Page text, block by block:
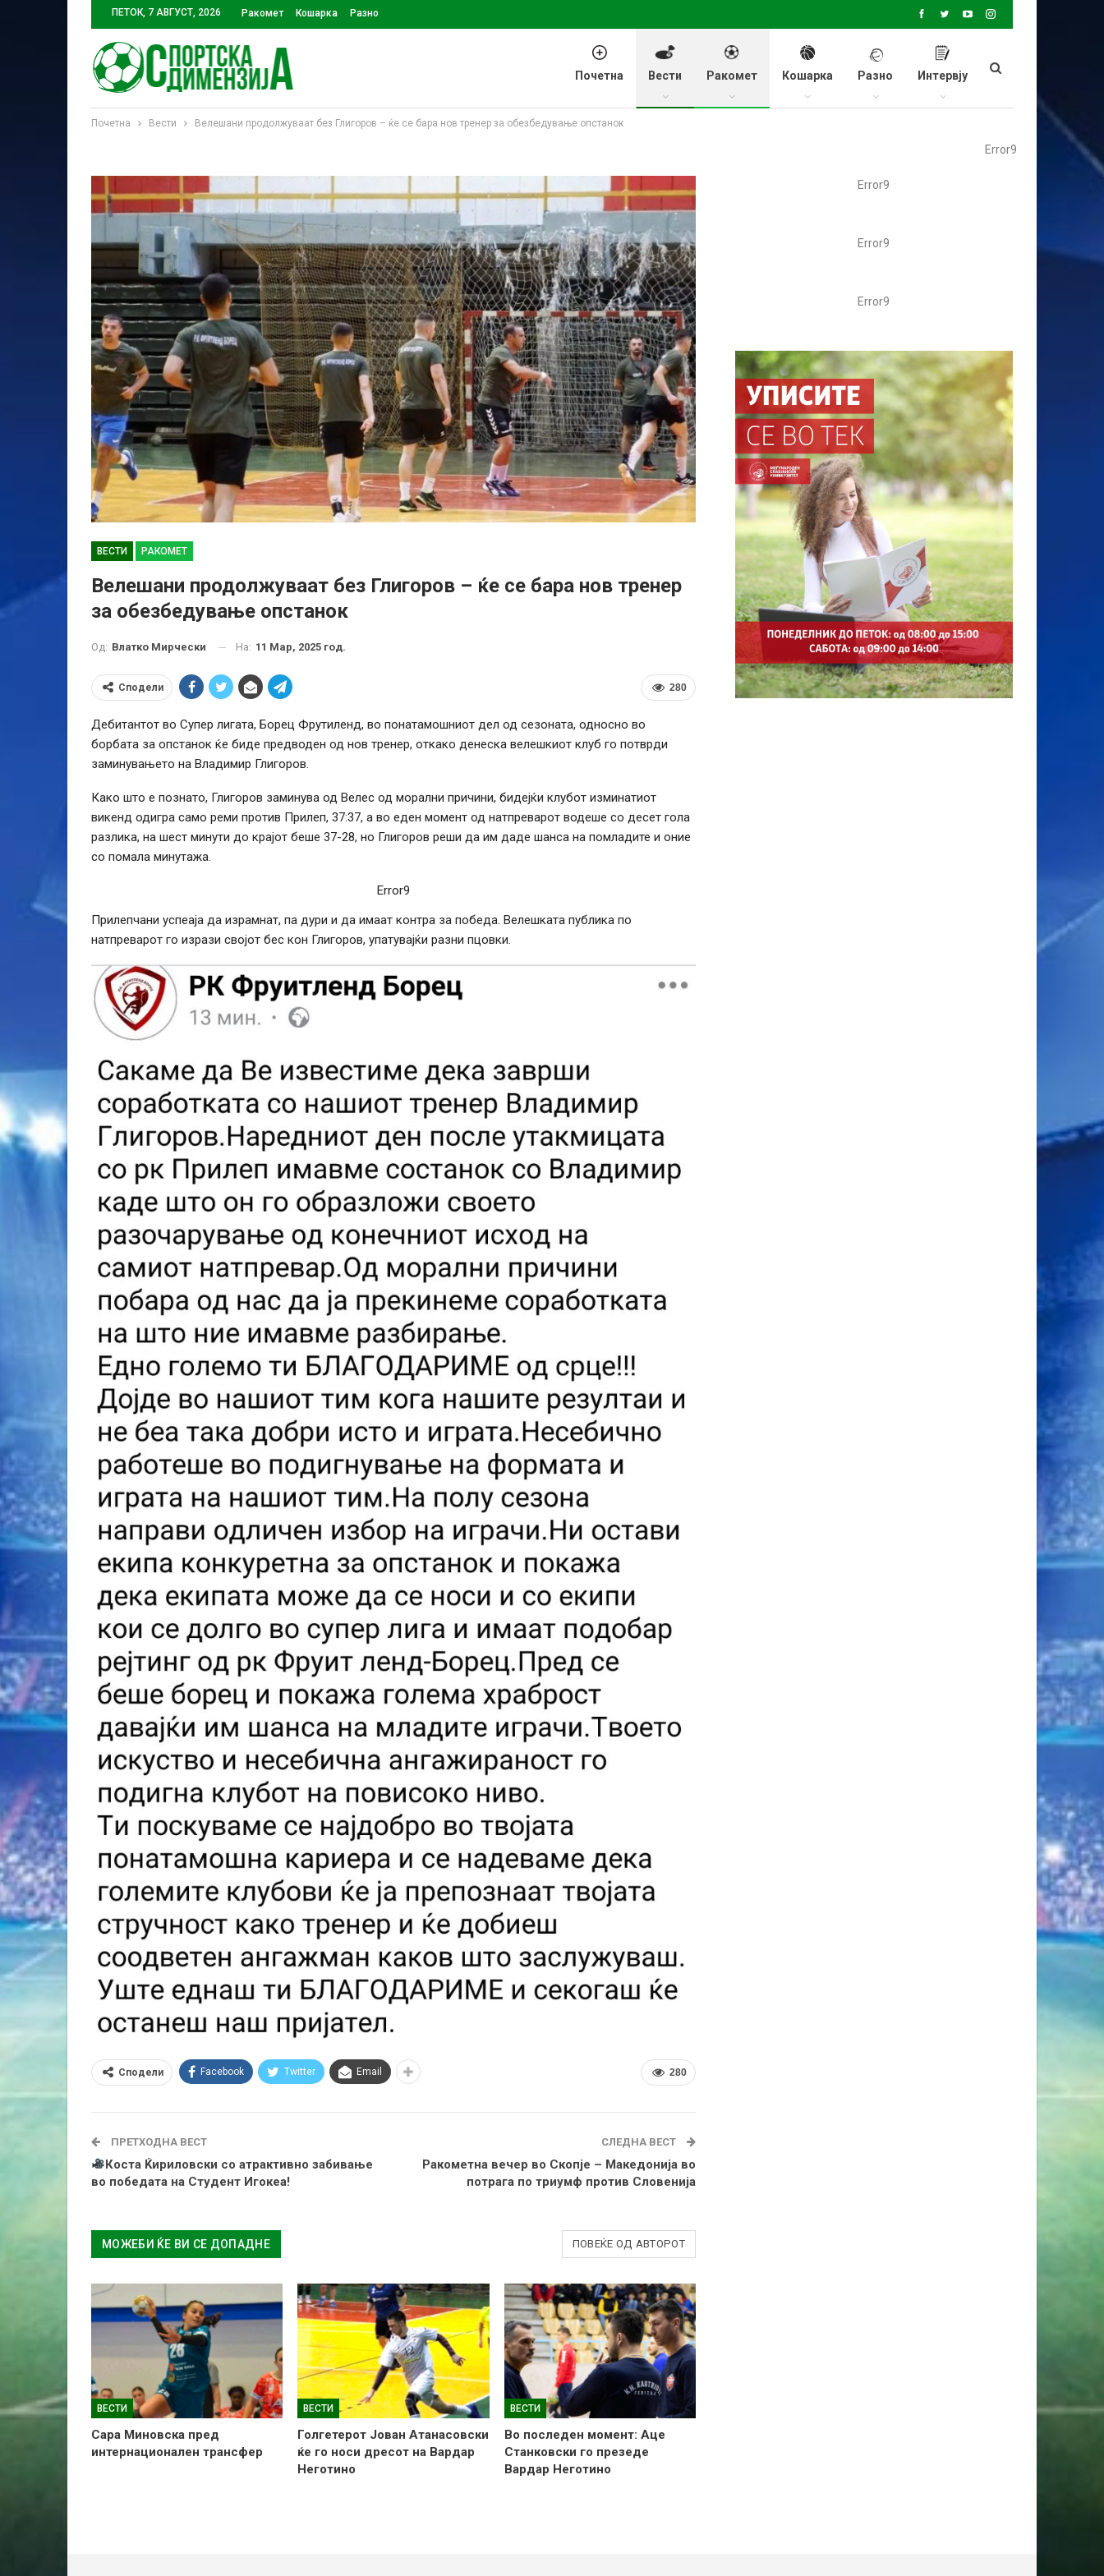
ПЕТОК, 7 АВГУСТ, 2026 Ракомет Кошарка Разно
Почетна Вести Ракомет Кошарка Разно Интервју
Почетна Вести Велешани продолжуваат без Глигоров – ќе се бара нов тренер за обезбедување опстанок
Error9
ВЕСТИ РАКОМЕТ
Велешани продолжуваат без Глигоров – ќе се бара нов тренер
за обезбедување опстанок
Од: Влатко Мирчески На: 11 Мар, 2025 год.
280
Сподели
Дебитантот во Супер лигата, Борец Фрутиленд, во понатамошниот дел од сезоната, односно во
борбата за опстанок ќе биде предводен од нов тренер, откако денеска велешкиот клуб го потврди
заминувањето на Владимир Глигоров.
Како што е познато, Глигоров заминува од Велес од морални причини, бидејќи клубот изминатиот
викенд одигра само реми против Прилеп, 37:37, а во еден момент од натпреварот водеше со десет гола
разлика, на шест минути до крајот беше 37-28, но Глигоров реши да им даде шанса на помладите и оние
со помала минутажа.
Error9
Прилепчани успеаја да израмнат, па дури и да имаат контра за победа. Велешката публика по
натпреварот го изрази својот бес кон Глигоров, упатувајќи разни пцовки.
280
Сподели Facebook Twitter Email
ПРЕТХОДНА ВЕСТ
Коста Ќириловски со атрактивно забивање
во победата на Студент Игокеа!
СЛЕДНА ВЕСТ
Ракометна вечер во Скопје – Македонија во
потрага по триумф против Словенија
МОЖЕБИ ЌЕ ВИ СЕ ДОПАДНЕ ПОВЕЌЕ ОД АВТОРОТ
ВЕСТИ
Сара Миновска пред
интернационален трансфер
ВЕСТИ
Голгетерот Јован Атанасовски
ќе го носи дресот на Вардар
Неготино
ВЕСТИ
Во последен момент: Аце
Станковски го презеде
Вардар Неготино
Error9
Error9
Error9